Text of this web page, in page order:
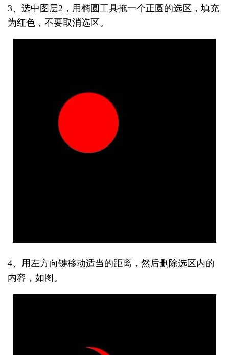
3、选中图层2，用椭圆工具拖一个正圆的选区，填充
为红色，不要取消选区。
4、用左方向键移动适当的距离，然后删除选区内的
内容，如图。